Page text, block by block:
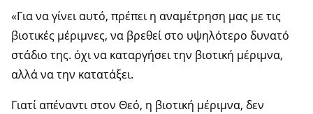
«Για να γίνει αυτό, πρέπει η αναμέτρηση μας με τις
βιοτικές μέριμνες, να βρεθεί στο υψηλότερο δυνατό
στάδιο της. όχι να καταργήσει την βιοτική μέριμνα,
αλλά να την κατατάξει.
Γιατί απέναντι στον Θεό, η βιοτική μέριμνα, δεν